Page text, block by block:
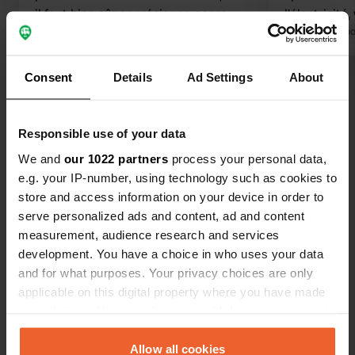
Consent Details Ad Settings About
Responsible use of your data
We and our 1022 partners process your personal data,
e.g. your IP-number, using technology such as cookies to
store and access information on your device in order to
serve personalized ads and content, ad and content
measurement, audience research and services
development. You have a choice in who uses your data
and for what purposes. Your privacy choices are only
applicable on this digital property where you have made
any time from the Cookie Declaration or by clicking on
the Privacy trigger icon.Allow all cookies
il faut bien sûr apprécier ce genre
quelques mouches. Il y a deux points
L'endroit est éclairé, il y a une
toilettes du restaurant, mais il n'est
pas possible de prendre une douche
ni de vider les toilettes chimiques.
l'électricité,
rester, mais
du moins
Traduit par
Voir tous les 17 avis
Es-tu déjà venu ici ?
Contact
Emplacement
3644, Emmersdorf an der Donau, Autriche